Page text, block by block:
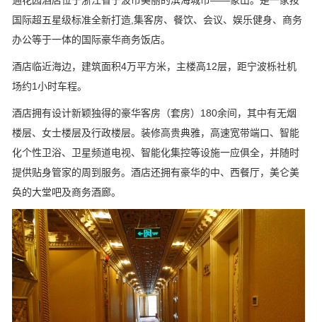
国际超五星级标准全新打造,集客房、餐饮、会议、娱乐健身、商务
办公等于一体的国际豪华商务饭店。
酒店临近海边，建筑面积4万平方米，主楼高12层，距宁波栎社机
场约1小时车程。
酒店拥有设计新颖独得的豪华客房（套房）180余间，其中有无烟
楼层、女士楼层及行政楼层。装修高贵典雅，高速宽带端口、智能
化个性卫浴、卫星频道电视、智能化集控等设施一应俱全，并随时
提供贴身管家的周到服务。酒店还拥有豪华的中、西餐厅，美仑美
奂的大堂吧及商务酒廊。